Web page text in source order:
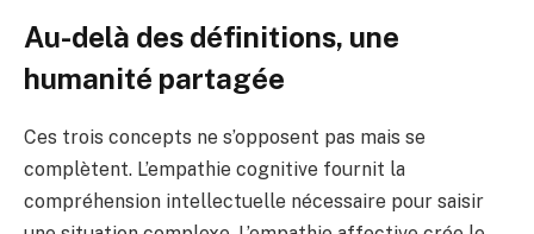
Au-delà des définitions, une
humanité partagée
Ces trois concepts ne s’opposent pas mais se
complètent. L’empathie cognitive fournit la
compréhension intellectuelle nécessaire pour saisir